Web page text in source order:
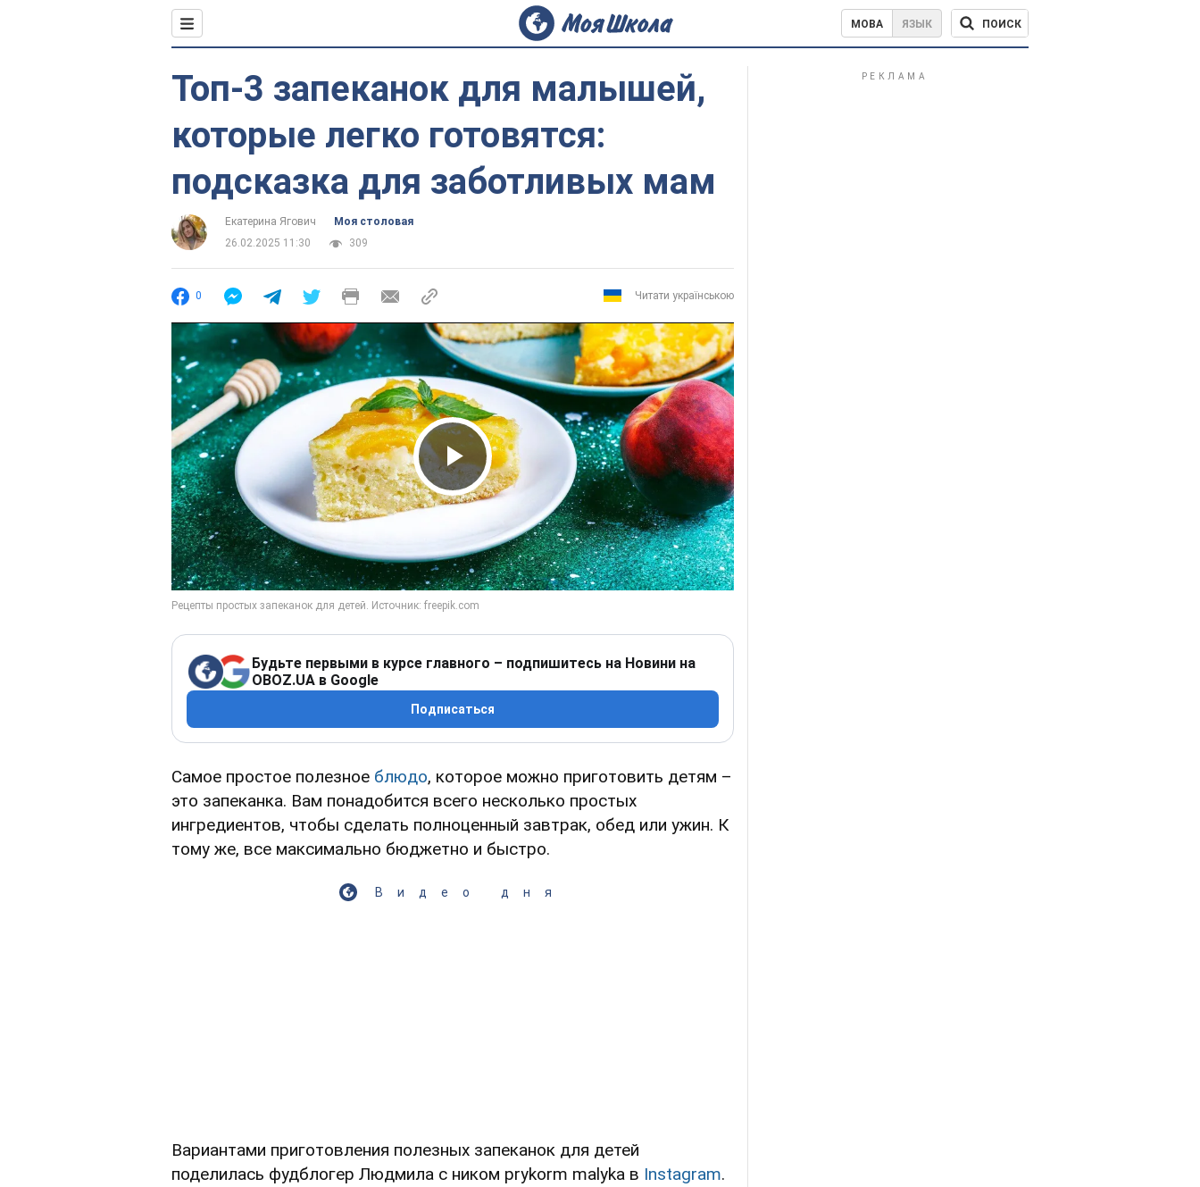
МОВА ЯЗЫК ПОИСК
Топ-3 запеканок для малышей,
которые легко готовятся:
подсказка для заботливых мам
Екатерина Ягович
Моя столовая
26.02.2025 11:30
309
0 Читати українською
Play Video
Будьте первыми в курсе главного – подпишитесь на Новини на
OBOZ.UA в Google
Подписаться
Самое простое полезное блюдо, которое можно приготовить детям –
это запеканка. Вам понадобится всего несколько простых
ингредиентов, чтобы сделать полноценный завтрак, обед или ужин. К
тому же, все максимально бюджетно и быстро.
Видео дня
Вариантами приготовления полезных запеканок для детей
поделилась фудблогер Людмила с ником prykorm malyka в Instagram.